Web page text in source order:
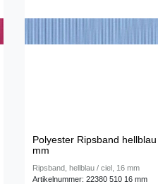
Polyester Ripsband
mm
Ripsband, hellblau / ciel, 16 mm
Artikelnummer: 22380 510 16 mm